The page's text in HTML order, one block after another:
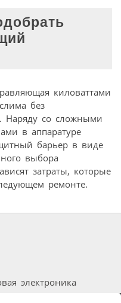
киловаттами
без
Наряду со сложными
в аппаратуре
барьер в виде
выбора
затраты, которые
ремонте.
электроника